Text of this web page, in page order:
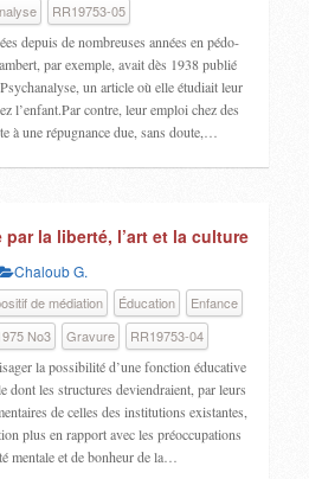
RR19753-05
depuis de nombreuses années en pédo-
par exemple, avait dès 1938 publié
un article où elle étudiait leur
l’enfant.Par contre, leur emploi chez des
à une répugnance due, sans doute,…
la liberté, l’art et la culture
Chaloub G.
de médiation Éducation
Enfance
No3
Gravure
RR19753-04
la possibilité d’une fonction éducative
les structures deviendraient, par leurs
de celles des institutions existantes,
plus en rapport avec les préoccupations
mentale et de bonheur de la…